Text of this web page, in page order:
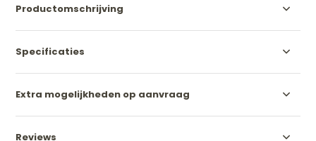
Productomschrijving
Specificaties
Extra mogelijkheden op aanvraag
Reviews